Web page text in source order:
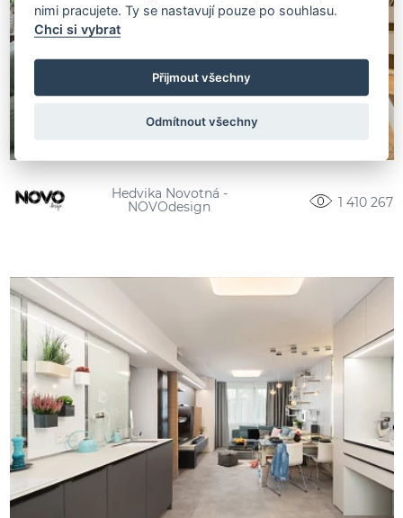
Hedvika Novotná -
NOVOdesign
1 410 267
nimi pracujete. Ty se nastavují pouze po souhlasu.
Chci si vybrat
Přijmout všechny
Odmítnout všechny